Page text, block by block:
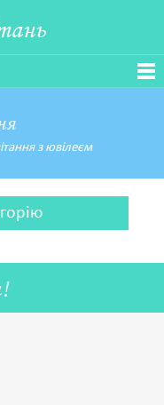
з ювілеєм